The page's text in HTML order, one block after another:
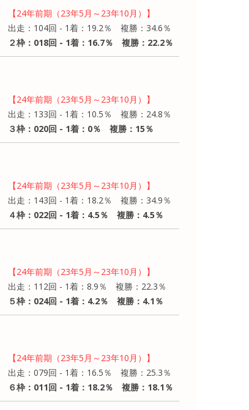
【24年前期（23年5月～23年10月）】
出走：104回 - 1着：19.2％ 複勝：34.6％
２枠：018回 - 1着：16.7％ 複勝：22.2％
【24年前期（23年5月～23年10月）】
出走：133回 - 1着：10.5％ 複勝：24.8％
３枠：020回 - 1着：0％ 複勝：15％
【24年前期（23年5月～23年10月）】
出走：143回 - 1着：18.2％ 複勝：34.9％
４枠：022回 - 1着：4.5％ 複勝：4.5％
【24年前期（23年5月～23年10月）】
出走：112回 - 1着：8.9％ 複勝：22.3％
５枠：024回 - 1着：4.2％ 複勝：4.1％
【24年前期（23年5月～23年10月）】
出走：079回 - 1着：16.5％ 複勝：25.3％
６枠：011回 - 1着：18.2％ 複勝：18.1％